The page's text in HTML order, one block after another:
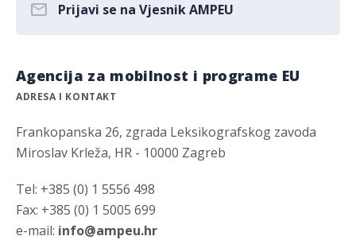
Prijavi se na Vjesnik AMPEU
Agencija za mobilnost i programe EU
ADRESA I KONTAKT
Frankopanska 26, zgrada Leksikografskog zavoda
Miroslav Krleža, HR - 10000 Zagreb
Tel: +385 (0) 1 5556 498
Fax: +385 (0) 1 5005 699
e-mail: info@ampeu.hr